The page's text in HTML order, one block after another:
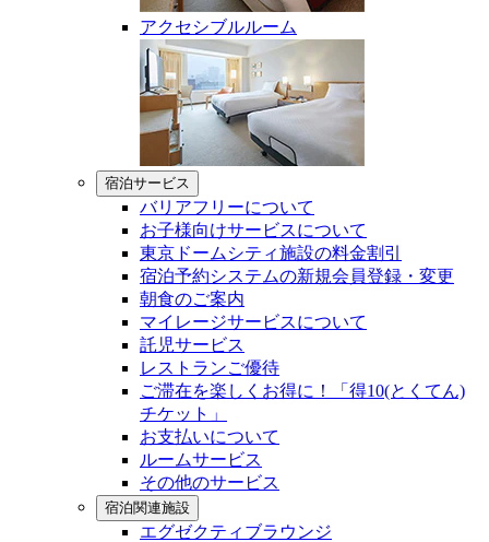
アクセシブルルーム
宿泊サービス
バリアフリーについて
お子様向けサービスについて
東京ドームシティ施設の料金割引
宿泊予約システムの新規会員登録・変更
朝食のご案内
マイレージサービスについて
託児サービス
レストランご優待
ご滞在を楽しくお得に！「得10(とくてん)
チケット」
お支払いについて
ルームサービス
その他のサービス
宿泊関連施設
エグゼクティブラウンジ